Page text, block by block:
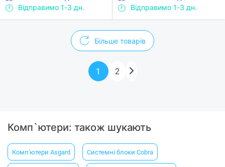
Відправимо 1-3 дн.
Відправимо 1-3 дн.
Більше товарів
1 2
Комп`ютери: також шукають
Комп'ютери Asgard Системні блоки Cobra